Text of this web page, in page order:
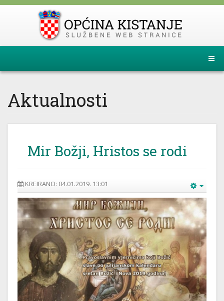
Aktualnosti
Mir Božji, Hristos se rodi
KREIRANO: 04.01.2019. 13:01